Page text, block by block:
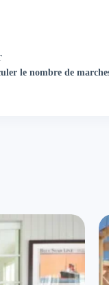
le nombre de